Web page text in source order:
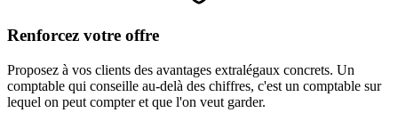
Renforcez votre offre
Proposez à vos clients des avantages extralégaux concrets. Un
comptable qui conseille au-delà des chiffres, c'est un comptable sur
lequel on peut compter et que l'on veut garder.